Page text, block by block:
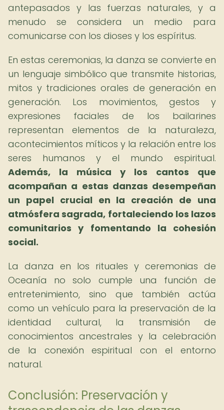
antepasados y las fuerzas naturales, y a
menudo se considera un medio para
comunicarse con los dioses y los espíritus.
En estas ceremonias, la danza se convierte en
un lenguaje simbólico que transmite historias,
mitos y tradiciones orales de generación en
generación. Los movimientos, gestos y
expresiones faciales de los bailarines
representan elementos de la naturaleza,
acontecimientos míticos y la relación entre los
seres humanos y el mundo espiritual.
Además, la música y los cantos que
acompañan a estas danzas desempeñan
un papel crucial en la creación de una
atmósfera sagrada, fortaleciendo los lazos
comunitarios y fomentando la cohesión
social.
La danza en los rituales y ceremonias de
Oceanía no solo cumple una función de
entretenimiento, sino que también actúa
como un vehículo para la preservación de la
identidad cultural, la transmisión de
conocimientos ancestrales y la celebración
de la conexión espiritual con el entorno
natural.
Conclusión: Preservación y